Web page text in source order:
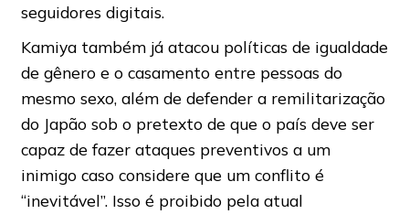
seguidores digitais.
Kamiya também já atacou políticas de igualdade
de gênero e o casamento entre pessoas do
mesmo sexo, além de defender a remilitarização
do Japão sob o pretexto de que o país deve ser
capaz de fazer ataques preventivos a um
inimigo caso considere que um conflito é
“inevitável”. Isso é proibido pela atual